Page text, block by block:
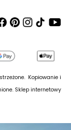
Kopiowanie i
Sklep internetowy